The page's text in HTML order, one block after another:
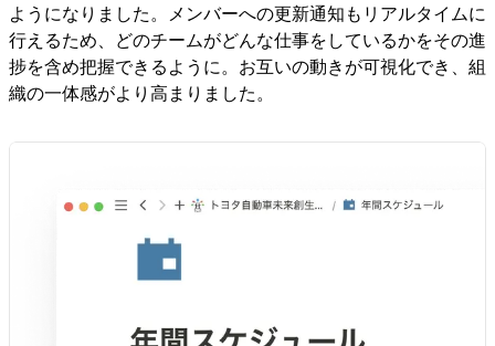
ようになりました。メンバーへの更新通知もリアルタイムに
行えるため、どのチームがどんな仕事をしているかをその進
捗を含め把握できるように。お互いの動きが可視化でき、組
織の一体感がより高まりました。